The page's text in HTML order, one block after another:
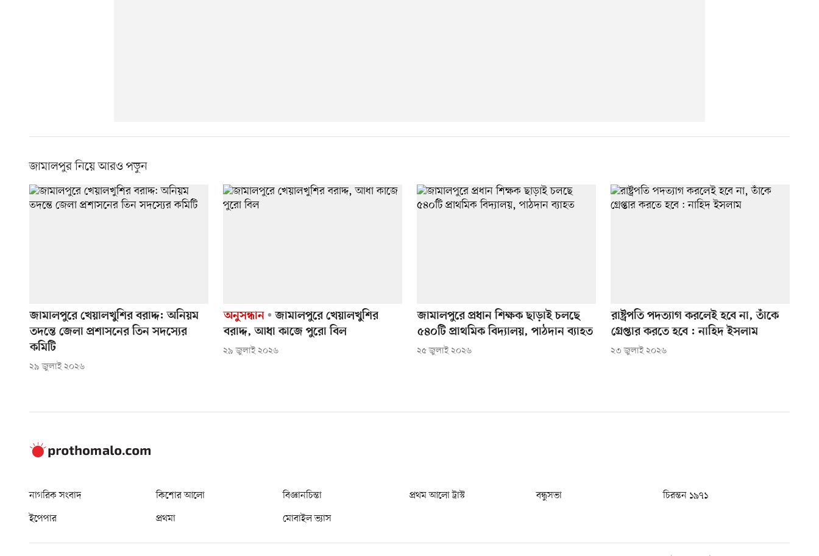
জামালপুর নিয়ে আরও পড়ুন
জামালপুরে খেয়ালখুশির বরাদ্দ: অনিয়ম
তদন্তে জেলা প্রশাসনের তিন সদস্যের
কমিটি
২৯ জুলাই ২০২৬
অনুসন্ধান
জামালপুরে খেয়ালখুশির
বরাদ্দ, আধা কাজে পুরো বিল
২৯ জুলাই ২০২৬
জামালপুরে প্রধান শিক্ষক ছাড়াই চলছে
৫৪০টি প্রাথমিক বিদ্যালয়, পাঠদান ব্যাহত
২৫ জুলাই ২০২৬
রাষ্ট্রপতি পদত্যাগ করলেই হবে না, তাঁকে
গ্রেপ্তার করতে হবে : নাহিদ ইসলাম
২৩ জুলাই ২০২৬
নাগরিক সংবাদ কিশোর আলো বিজ্ঞানচিন্তা প্রথম আলো ট্রাস্ট বন্ধুসভা
চিরন্তন ১৯৭১
ইপেপার
প্রথমা মোবাইল ভ্যাস